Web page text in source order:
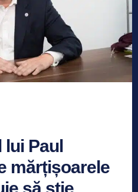
Paul
mărțișoarele